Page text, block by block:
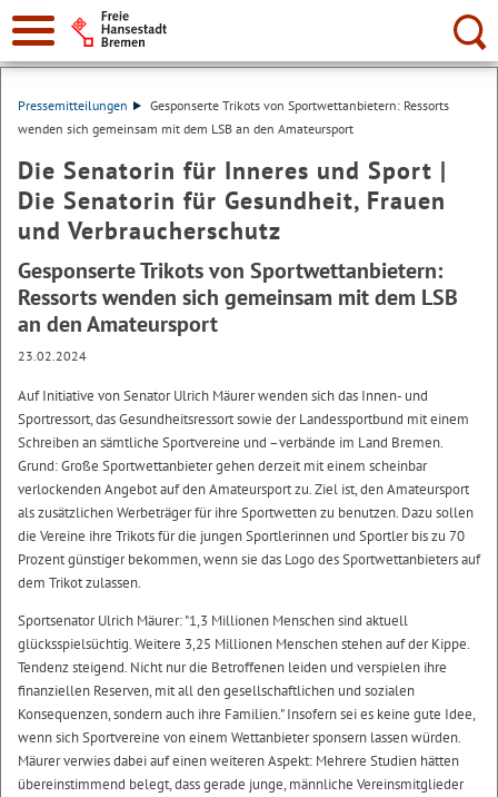
Suche:
Pressemitteilungen
Gesponserte Trikots von Sportwettanbietern: Ressorts
wenden sich gemeinsam mit dem LSB an den Amateursport
Die Senatorin für Inneres und Sport |
Die Senatorin für Gesundheit, Frauen
und Verbraucherschutz
Gesponserte Trikots von Sportwettanbietern:
Ressorts wenden sich gemeinsam mit dem LSB
an den Amateursport
23.02.2024
Auf Initiative von Senator Ulrich Mäurer wenden sich das Innen- und
Sportressort, das Gesundheitsressort sowie der Landessportbund mit einem
Schreiben an sämtliche Sportvereine und –verbände im Land Bremen.
Grund: Große Sportwettanbieter gehen derzeit mit einem scheinbar
verlockenden Angebot auf den Amateursport zu. Ziel ist, den Amateursport
als zusätzlichen Werbeträger für ihre Sportwetten zu benutzen. Dazu sollen
die Vereine ihre Trikots für die jungen Sportlerinnen und Sportler bis zu 70
Prozent günstiger bekommen, wenn sie das Logo des Sportwettanbieters auf
dem Trikot zulassen.
Sportsenator Ulrich Mäurer: "1,3 Millionen Menschen sind aktuell
glücksspielsüchtig. Weitere 3,25 Millionen Menschen stehen auf der Kippe.
Tendenz steigend. Nicht nur die Betroffenen leiden und verspielen ihre
finanziellen Reserven, mit all den gesellschaftlichen und sozialen
Konsequenzen, sondern auch ihre Familien." Insofern sei es keine gute Idee,
wenn sich Sportvereine von einem Wettanbieter sponsern lassen würden.
Mäurer verwies dabei auf einen weiteren Aspekt: Mehrere Studien hätten
übereinstimmend belegt, dass gerade junge, männliche Vereinsmitglieder